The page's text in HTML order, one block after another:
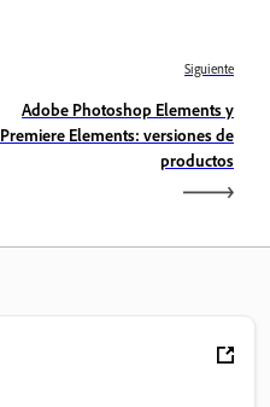
Siguiente
Adobe Photoshop Elements y
Premiere Elements: versiones de
productos